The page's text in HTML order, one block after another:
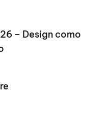
– Design como